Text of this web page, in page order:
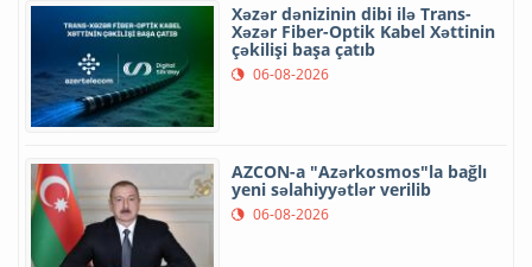
Xəzər dənizinin dibi ilə Trans-
Xəzər Fiber-Optik Kabel Xəttinin
çəkilişi başa çatıb
06-08-2026
AZCON-a "Azərkosmos"la bağlı
yeni səlahiyyətlər verilib
06-08-2026